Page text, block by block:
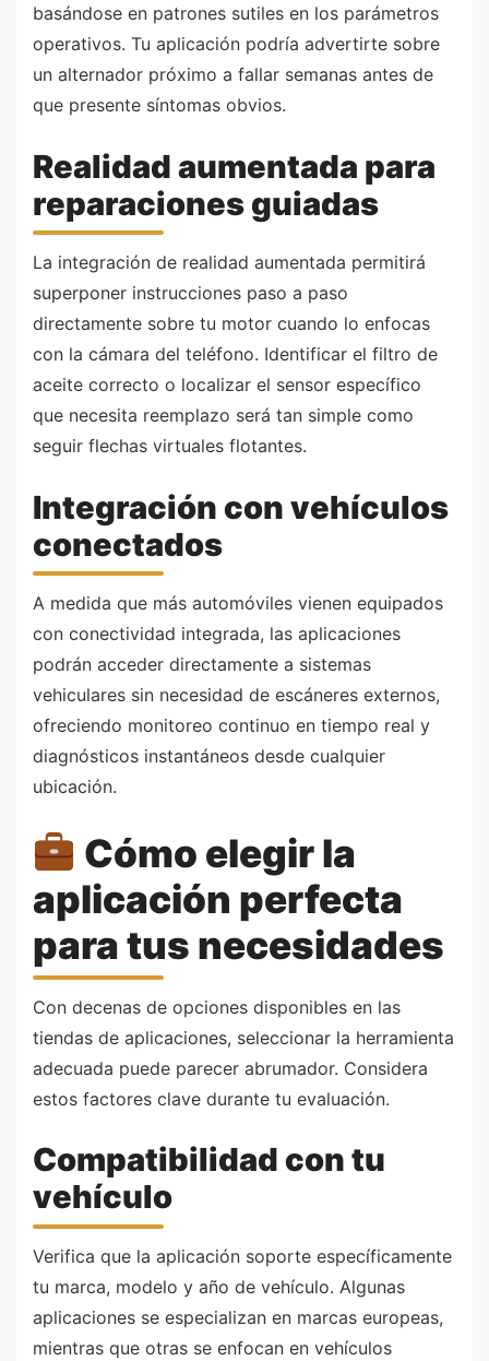
basándose en patrones sutiles en los parámetros
operativos. Tu aplicación podría advertirte sobre
un alternador próximo a fallar semanas antes de
que presente síntomas obvios.
Realidad aumentada para
reparaciones guiadas
La integración de realidad aumentada permitirá
superponer instrucciones paso a paso
directamente sobre tu motor cuando lo enfocas
con la cámara del teléfono. Identificar el filtro de
aceite correcto o localizar el sensor específico
que necesita reemplazo será tan simple como
seguir flechas virtuales flotantes.
Integración con vehículos
conectados
A medida que más automóviles vienen equipados
con conectividad integrada, las aplicaciones
podrán acceder directamente a sistemas
vehiculares sin necesidad de escáneres externos,
ofreciendo monitoreo continuo en tiempo real y
diagnósticos instantáneos desde cualquier
ubicación.
Cómo elegir la
aplicación perfecta
para tus necesidades
Con decenas de opciones disponibles en las
tiendas de aplicaciones, seleccionar la herramienta
adecuada puede parecer abrumador. Considera
estos factores clave durante tu evaluación.
Compatibilidad con tu
vehículo
Verifica que la aplicación soporte específicamente
tu marca, modelo y año de vehículo. Algunas
aplicaciones se especializan en marcas europeas,
mientras que otras se enfocan en vehículos